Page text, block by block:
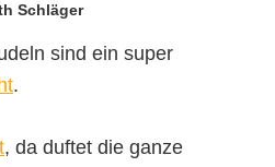
Schläger
sind ein super
.
, da duftet die ganze